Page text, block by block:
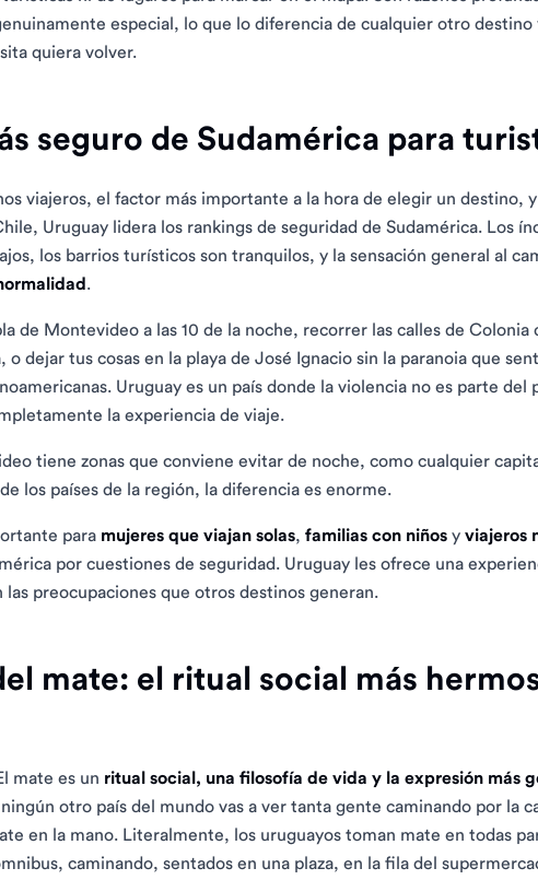
especial, lo que lo diferencia de cualquier otro destino
quiera volver.
seguro de Sudamérica para
viajeros, el factor más importante a la hora de elegir un destino,
Uruguay lidera los rankings de seguridad de Sudamérica. Los
los barrios turísticos son tranquilos, y la sensación general al
.
de Montevideo a las 10 de la noche, recorrer las calles de Colonia
o dejar tus cosas en la playa de José Ignacio sin la paranoia que
Uruguay es un país donde la violencia no es parte del
la experiencia de viaje.
tiene zonas que conviene evitar de noche, como cualquier
los países de la región, la diferencia es enorme.
para mujeres que viajan solas, familias con niños y viajeros
por cuestiones de seguridad. Uruguay les ofrece una
preocupaciones que otros destinos generan.
mate: el ritual social más
mate es un ritual social, una filosofía de vida y la expresión más
ningún otro país del mundo vas a ver tanta gente caminando por la
en la mano. Literalmente, los uruguayos toman mate en todas
caminando, sentados en una plaza, en la fila del